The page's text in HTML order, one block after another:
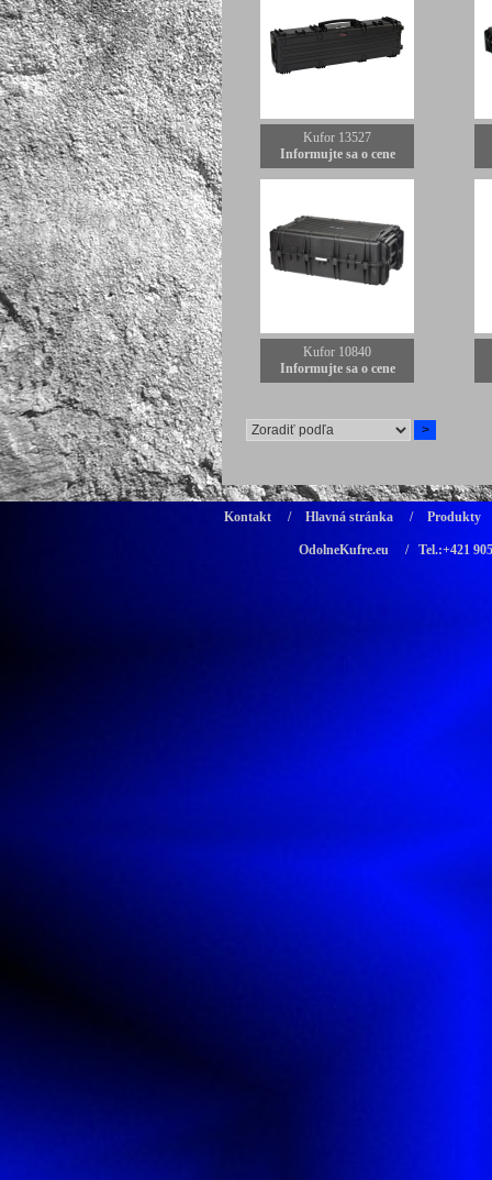
Kufor 13527
Informujte sa o cene
Kufor 10840
Informujte sa o cene
Kontakt / Hlavná stránka / Produkty
OdolneKufre.eu / Tel.:+421